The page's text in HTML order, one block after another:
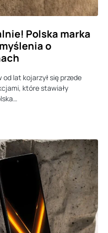
Polska marka
o
lat kojarzył się przede
które stawiały